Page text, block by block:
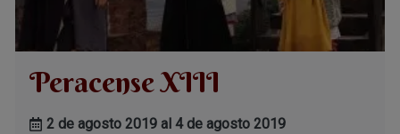
Peracense XIII
2 de agosto 2019 al 4 de agosto 2019